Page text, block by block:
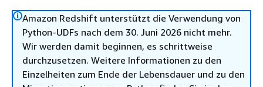
Amazon Redshift unterstützt die Verwendung von
Python-UDFs nach dem 30. Juni 2026 nicht mehr.
Wir werden damit beginnen, es schrittweise
durchzusetzen. Weitere Informationen zu den
Einzelheiten zum Ende der Lebensdauer und zu den